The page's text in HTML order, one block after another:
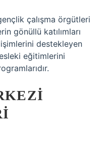
çalışma örgütleri
gönüllü katılımları
destekleyen
eğitimlerini